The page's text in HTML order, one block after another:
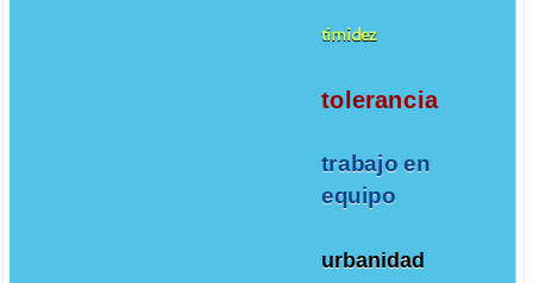
timidez
tolerancia
trabajo en
equipo
urbanidad